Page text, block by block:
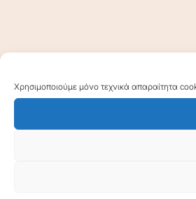
Χρησιμοποιούμε μόνο τεχνικά απαραίτητα